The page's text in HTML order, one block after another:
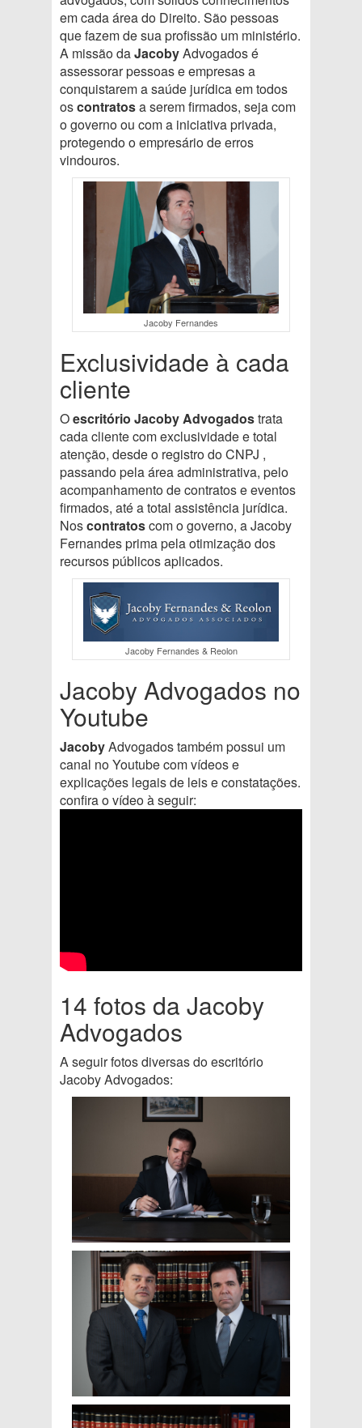
em cada área do Direito. São pessoas
que fazem de sua profissão um ministério.
A missão daJacobyAdvogados é
assessorar pessoas e empresas a
conquistarem a saúde jurídica em todos
oscontratosa serem firmados, seja com
o governo ou com a iniciativa privada,
protegendo o empresário de erros
vindouros.
Jacoby Fernandes
Exclusividade à cada
cliente
Oescritório Jacoby Advogadostrata
cada clientecom exclusividade e total
atenção, desde o registro do CNPJ ,
passando pela área administrativa, pelo
acompanhamento de contratos e eventos
firmados, até a total assistência jurídica.
Noscontratoscom o governo, a Jacoby
Fernandes prima pela otimização dos
recursos públicos aplicados.
Jacoby Fernandes & Reolon
Jacoby Advogados no
Youtube
JacobyAdvogados também possui um
canal no Youtube com vídeos e
explicações legais de leis e constatações.
confira o vídeo à seguir:
14 fotos da Jacoby
Advogados
A seguir fotos diversas do escritório
Jacoby Advogados: